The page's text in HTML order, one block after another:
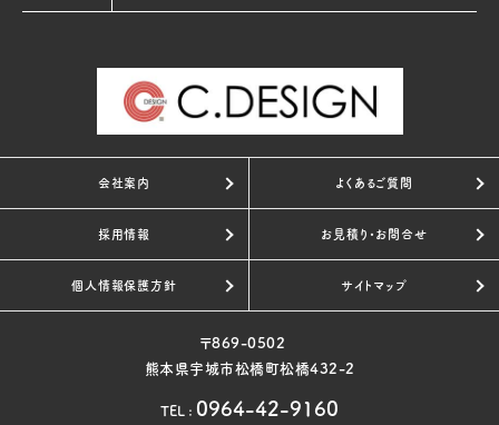
会社案内 よくあるご質問
採用情報 お見積り・お問合せ
個人情報保護方針 サイトマップ
〒869-0502
熊本県宇城市松橋町松橋432-2
TEL : 0964-42-9160